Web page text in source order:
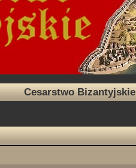
Cesarstwo Bizantyjskie